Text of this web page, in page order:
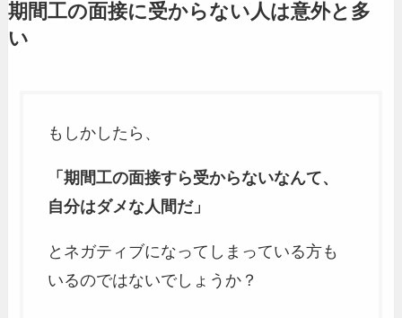
期間工の面接に受からない人は意外と多
い
もしかしたら、
「期間工の面接すら受からないなんて、
自分はダメな人間だ」
とネガティブになってしまっている方も
いるのではないでしょうか？